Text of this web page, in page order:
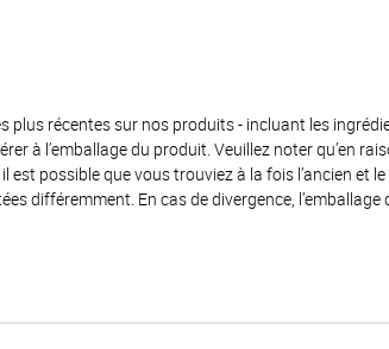
plus récentes sur nos produits - incluant les
à l’emballage du produit. Veuillez noter qu’en
possible que vous trouviez à la fois l’ancien et
différemment. En cas de divergence,